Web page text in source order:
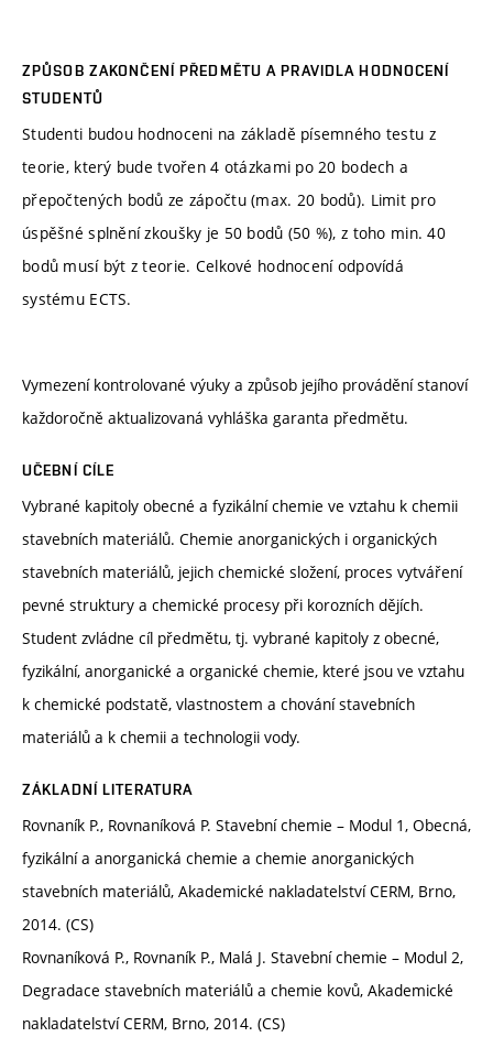
ZPŮSOB ZAKONČENÍ PŘEDMĚTU A PRAVIDLA HODNOCENÍ
STUDENTŮ
Studenti budou hodnoceni na základě písemného testu z
teorie, který bude tvořen 4 otázkami po 20 bodech a
přepočtených bodů ze zápočtu (max. 20 bodů). Limit pro
úspěšné splnění zkoušky je 50 bodů (50 %), z toho min. 40
bodů musí být z teorie. Celkové hodnocení odpovídá
systému ECTS.
Vymezení kontrolované výuky a způsob jejího provádění stanoví
každoročně aktualizovaná vyhláška garanta předmětu.
UČEBNÍ CÍLE
Vybrané kapitoly obecné a fyzikální chemie ve vztahu k chemii
stavebních materiálů. Chemie anorganických i organických
stavebních materiálů, jejich chemické složení, proces vytváření
pevné struktury a chemické procesy při korozních dějích.
Student zvládne cíl předmětu, tj. vybrané kapitoly z obecné,
fyzikální, anorganické a organické chemie, které jsou ve vztahu
k chemické podstatě, vlastnostem a chování stavebních
materiálů a k chemii a technologii vody.
ZÁKLADNÍ LITERATURA
Rovnaník P., Rovnaníková P. Stavební chemie – Modul 1, Obecná,
fyzikální a anorganická chemie a chemie anorganických
stavebních materiálů, Akademické nakladatelství CERM, Brno,
2014. (CS)
Rovnaníková P., Rovnaník P., Malá J. Stavební chemie – Modul 2,
Degradace stavebních materiálů a chemie kovů, Akademické
nakladatelství CERM, Brno, 2014. (CS)